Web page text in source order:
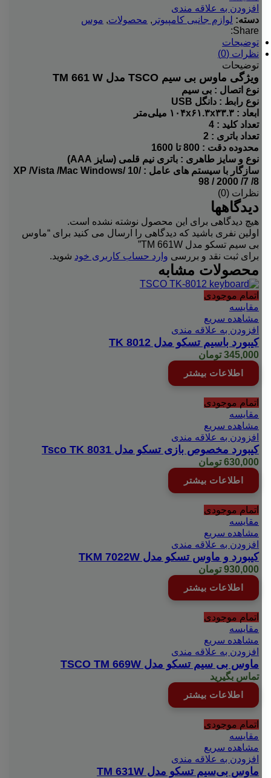
افزودن به علاقه مندی
دسته: لوازم جانبی کامپیوتر , محصولات, موس
Share:
توضیحات
نظرات (0)
توضیحات
ویژگی ماوس بی سیم TSCO مدل TM 661 W
نوع اتصال : بی سیم
نوع رابط : دانگل USB
ابعاد :
۱۰۴x۶۱.۳x۳۳.۳ میلی‌متر
تعداد کلید : 4
تعداد باتری : 2
محدوده دقت : 800 تا 1600
نوع و سایز طاهری : باتری نیم قلمی (سایز AAA
)
سازگار با سیستم های عامل :/10 /XP /Vista /Mac
Windows
98 / 2000 /7 /8
نظرات (0)
دیدگاهها
هیچ دیدگاهی برای این محصول نوشته نشده است.
اولین نفری باشید که دیدگاهی را ارسال می کنید برای “ماوس
بی سیم تسکو مدل TM 661W”
برای ثبت نقد و بررسی وارد حساب کاربری خود شوید.
محصولات مشابه
اتمام موجودی
مقایسه
مشاهده سریع
افزودن به علاقه مندی
کیبورد باسیم تسکو مدل TK 8012
345,000 تومان
اطلاعات بیشتر
اتمام موجودی
مقایسه
مشاهده سریع
افزودن به علاقه مندی
کیبورد مخصوص بازی تسکو مدل Tsco TK 8031
630,000 تومان
اطلاعات بیشتر
اتمام موجودی
مقایسه
مشاهده سریع
افزودن به علاقه مندی
کیبورد و ماوس تسکو مدل TKM 7022W
930,000 تومان
اطلاعات بیشتر
اتمام موجودی
مقایسه
مشاهده سریع
افزودن به علاقه مندی
ماوس بی سیم تسکو مدل TSCO TM 669W
تماس بگیرید
اطلاعات بیشتر
اتمام موجودی
مقایسه
مشاهده سریع
افزودن به علاقه مندی
ماوس بی‌سیم تسکو مدل TM 631W